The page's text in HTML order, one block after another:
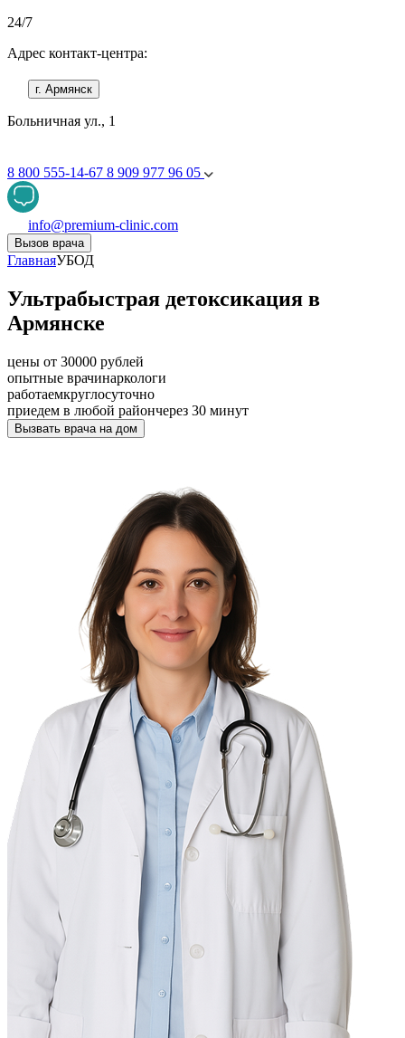
24/7
Адрес контакт-центра:
г. Армянск
Больничная ул., 1
8 800 555-14-67 8 909 977 96 05
info@premium-clinic.com
Вызов врача
ГлавнаяУБОД
Ультрабыстрая детоксикация в
Армянске
цены от 30000 рублей
опытные врачинаркологи
работаемкруглосуточно
приедем в любой райончерез 30 минут
Вызвать врача на дом